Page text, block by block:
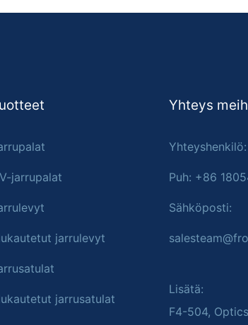
jarrupalat
jarrulevyt
jarrusatulat
Yhteys
Puh: +86
Sähköposti:
Lisätä:
F4-504,